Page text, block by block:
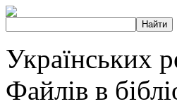
Українських
Файлів в